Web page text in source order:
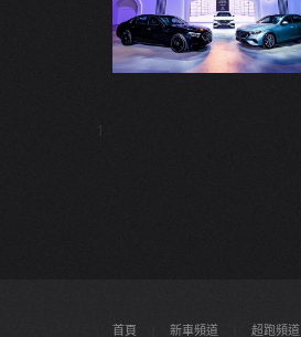
首頁 新車頻道 超跑頻道